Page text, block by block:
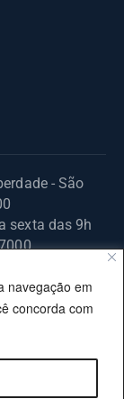
navegação em
concorda com
- São
sexta das 9h
reservados. |